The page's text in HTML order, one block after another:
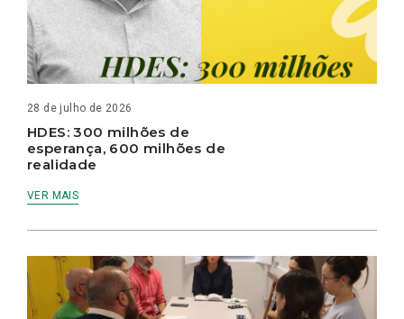
28 de julho de 2026
HDES: 300 milhões de
esperança, 600 milhões de
realidade
VER MAIS